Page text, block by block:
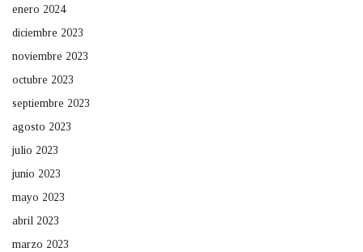
enero 2024
diciembre 2023
noviembre 2023
octubre 2023
septiembre 2023
agosto 2023
julio 2023
junio 2023
mayo 2023
abril 2023
marzo 2023